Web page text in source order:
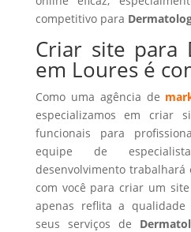
competitivo para
Criar site para
em Loures é
Como uma agência de
especializamos em criar
funcionais para
equipe de
desenvolvimento trabalhará
com você para criar um
apenas reflita a qualidade
seus serviços de